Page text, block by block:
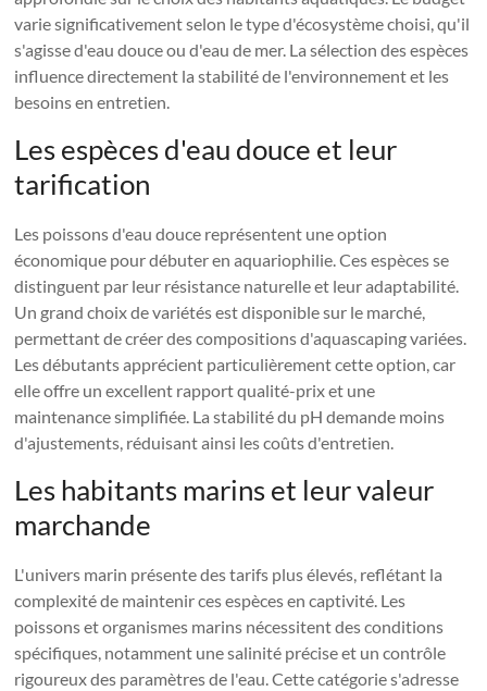
varie significativement selon le type d'écosystème choisi, qu'il
s'agisse d'eau douce ou d'eau de mer. La sélection des espèces
influence directement la stabilité de l'environnement et les
besoins en entretien.
Les espèces d'eau douce et leur
tarification
Les poissons d'eau douce représentent une option
économique pour débuter en aquariophilie. Ces espèces se
distinguent par leur résistance naturelle et leur adaptabilité.
Un grand choix de variétés est disponible sur le marché,
permettant de créer des compositions d'aquascaping variées.
Les débutants apprécient particulièrement cette option, car
elle offre un excellent rapport qualité-prix et une
maintenance simplifiée. La stabilité du pH demande moins
d'ajustements, réduisant ainsi les coûts d'entretien.
Les habitants marins et leur valeur
marchande
L'univers marin présente des tarifs plus élevés, reflétant la
complexité de maintenir ces espèces en captivité. Les
poissons et organismes marins nécessitent des conditions
spécifiques, notamment une salinité précise et un contrôle
rigoureux des paramètres de l'eau. Cette catégorie s'adresse